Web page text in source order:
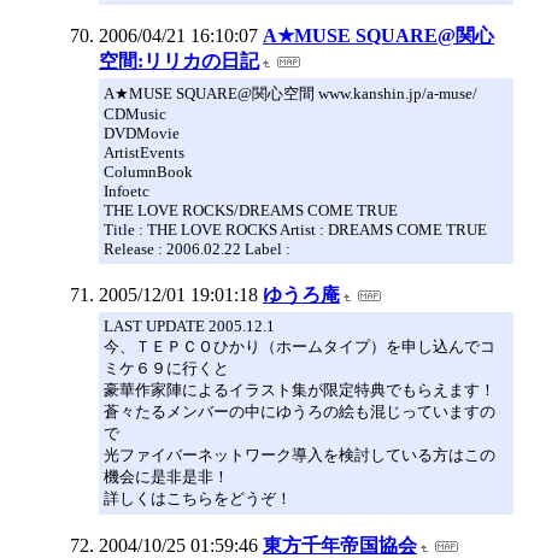
2006/04/21 16:10:07 A★MUSE SQUARE@関心
空間:リリカの日記
A★MUSE SQUARE@関心空間 www.kanshin.jp/a-muse/
CDMusic
DVDMovie
ArtistEvents
ColumnBook
Infoetc
THE LOVE ROCKS/DREAMS COME TRUE
Title : THE LOVE ROCKS Artist : DREAMS COME TRUE
Release : 2006.02.22 Label :
2005/12/01 19:01:18 ゆうろ庵
LAST UPDATE 2005.12.1
今、ＴＥＰＣＯひかり（ホームタイプ）を申し込んでコ
ミケ６９に行くと
豪華作家陣によるイラスト集が限定特典でもらえます！
蒼々たるメンバーの中にゆうろの絵も混じっていますの
で
光ファイバーネットワーク導入を検討している方はこの
機会に是非是非！
詳しくはこちらをどうぞ！
2004/10/25 01:59:46 東方千年帝国協会